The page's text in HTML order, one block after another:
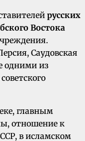
русских
Востока
Саудовская
одними из
главным
отношение к
в исламском